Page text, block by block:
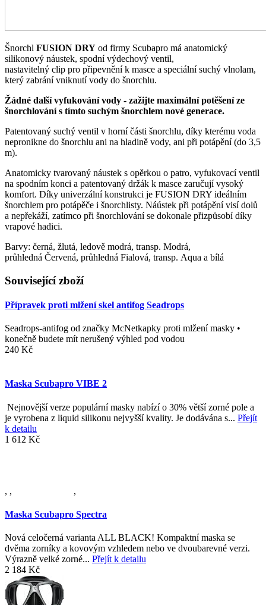
Šnorchl FUSION DRY od firmy Scubapro má anatomický
silikonový náustek, spodní výdechový ventil,
nastavitelný clip pro připevnění k masce a speciální suchý vlnolam,
který zabrání vniknutí vody do šnorchlu.
Žádné další vyfukování vody - zažijte maximální potěšení ze
šnorchlování s tímto suchým šnorchlem nové generace.
Patentovaný suchý ventil v horní části šnorchlu, díky kterému voda
nepronikne do šnorchlu ani na hladině vody, ani při potápění (do 3,5
m).
Anatomicky tvarovaný náustek s opěrkou o patro, vyfukovací ventil
na spodním konci a patentovaný držák k masce zaručují vysoký
komfort. Díky univerzální konstrukci je FUSION DRY ideálním
šnorchlem pro potápěče i šnorchlisty. Náústek při potápění visí dolů
a nepřekáží, zatímco při šnorchlování se dokonale přizpůsobí díky
vrapové hadici.
Barvy: černá, žlutá, ledově modrá, transp. Modrá,
průhledná Červená, průhledná Fialová, transp. Aqua a bílá
Související zboží
Přípravek proti mlžení skel antifog Seadrops
Seadrops-antifog od značky McNetkapky proti mlžení masky •
konečně budete mít nerušený výhled pod vodou
240 Kč
Maska Scubapro VIBE 2
Nejnovější verze populární masky nabízí o 30% větší zorné pole a
je vyrobena z liquid silikonu nejvyšší kvality. Je dodávána s... Přejít
k detailu
1 612 Kč
, , ,
Maska Scubapro Spectra
Nová celočerná varianta ALL BLACK! Kompaktní maska se
dvěma zorníky a kovovým vzhledem nebo ve dvoubarevné verzi.
Výrazně velké zorné... Přejít k detailu
2 184 Kč